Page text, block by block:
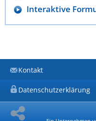
Interaktive
Kontakt
Datenschutzerklärung